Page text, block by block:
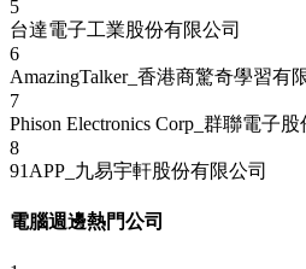
5
台達電子工業股份有限公司
6
AmazingTalker_香港商驚奇學習有
7
Phison Electronics Corp_群聯電子
8
91APP_九易宇軒股份有限公司
電腦週邊熱門公司